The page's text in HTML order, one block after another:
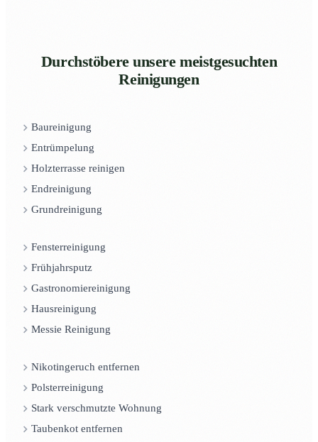
Durchstöbere unsere meistgesuchten
Reinigungen
Baureinigung
Entrümpelung
Holzterrasse reinigen
Endreinigung
Grundreinigung
Fensterreinigung
Frühjahrsputz
Gastronomiereinigung
Hausreinigung
Messie Reinigung
Nikotingeruch entfernen
Polsterreinigung
Stark verschmutzte Wohnung
Taubenkot entfernen